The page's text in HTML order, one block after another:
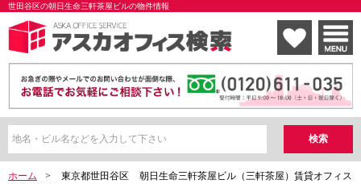
世田谷区の朝日生命三軒茶屋ビルの物件情報
ホーム > 東京都世田谷区
朝日生命三軒茶屋ビル（三軒茶屋）賃貸オフィス